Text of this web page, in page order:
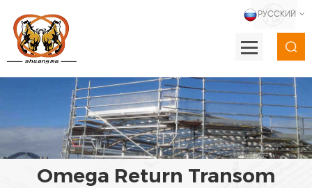
РУССКИЙ
Omega Return Transom